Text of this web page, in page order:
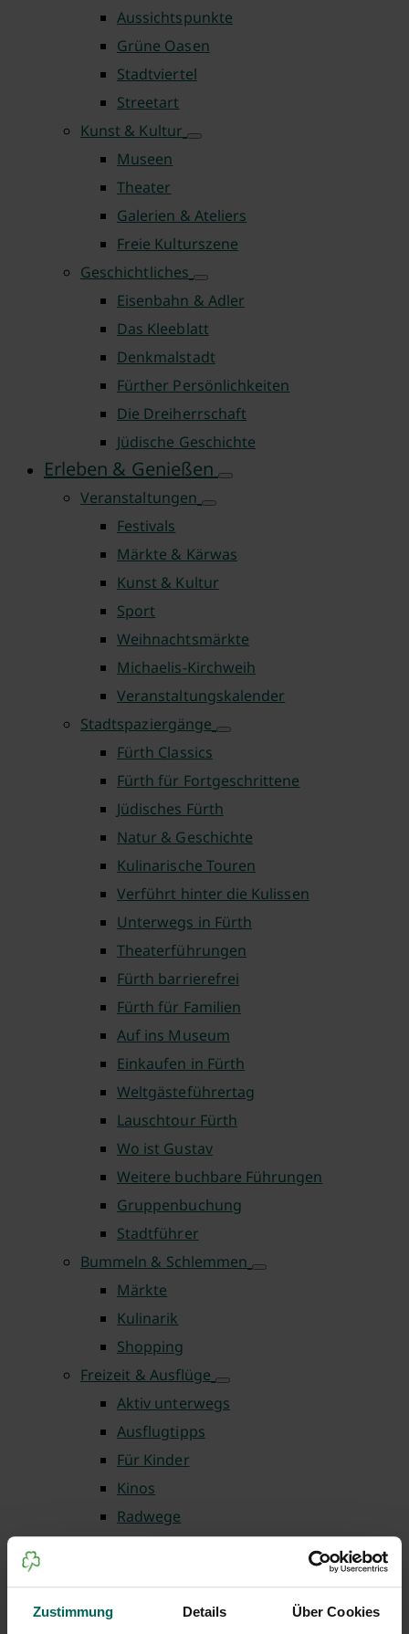
Zustimmung Details Über Cookies
Aussichtspunkte
Grüne Oasen
Stadtviertel
Streetart
Kunst & Kultur
Museen
Theater
Galerien & Ateliers
Freie Kulturszene
Geschichtliches
Eisenbahn & Adler
Das Kleeblatt
Denkmalstadt
Fürther Persönlichkeiten
Die Dreiherrschaft
Jüdische Geschichte
Erleben & Genießen
Veranstaltungen
Festivals
Märkte & Kärwas
Kunst & Kultur
Sport
Weihnachtsmärkte
Michaelis-Kirchweih
Veranstaltungskalender
Stadtspaziergänge
Fürth Classics
Fürth für Fortgeschrittene
Jüdisches Fürth
Natur & Geschichte
Kulinarische Touren
Verführt hinter die Kulissen
Unterwegs in Fürth
Theaterführungen
Fürth barrierefrei
Fürth für Familien
Auf ins Museum
Einkaufen in Fürth
Weltgästeführertag
Lauschtour Fürth
Wo ist Gustav
Weitere buchbare Führungen
Gruppenbuchung
Stadtführer
Bummeln & Schlemmen
Märkte
Kulinarik
Shopping
Freizeit & Ausflüge
Aktiv unterwegs
Ausflugtipps
Für Kinder
Kinos
Radwege